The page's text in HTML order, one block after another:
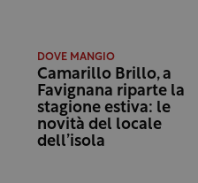
DOVE MANGIO
Camarillo Brillo, a
Favignana riparte la
stagione estiva: le
novità del locale
dell’isola